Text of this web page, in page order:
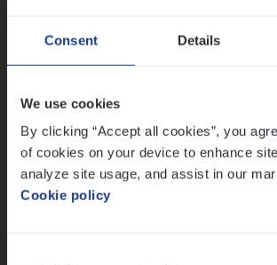
Consent Details
We use cookies
By clicking “Accept all cookies”, you
of cookies on your device to enhance
analyze site usage, and assist in our
Cookie policy
Ons sollicitatieproces